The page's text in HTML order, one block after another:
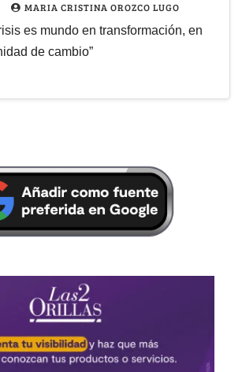
MARIA CRISTINA OROZCO LUGO
es mundo en transformación, en
de cambio”